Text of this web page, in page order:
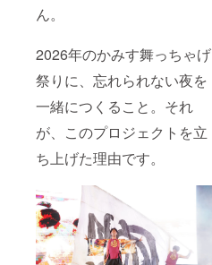
ん。
2026年のかみす舞っちゃげ
祭りに、忘れられない夜を
一緒につくること。それ
が、このプロジェクトを立
ち上げた理由です。